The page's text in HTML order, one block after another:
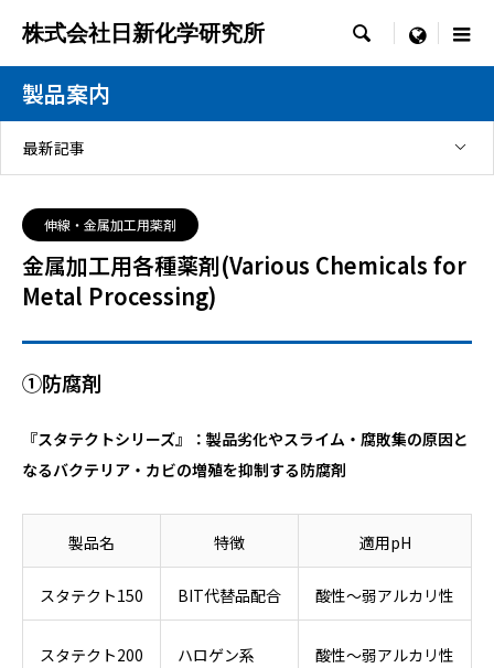
株式会社日新化学研究所  menu
製品案内
最新記事
伸線・金属加工用薬剤
金属加工用各種薬剤(Various Chemicals for
Metal Processing)
①防腐剤
『スタテクトシリーズ』：製品劣化やスライム・腐敗集の原因と
なるバクテリア・カビの増殖を抑制する防腐剤
製品名 特徴 適用pH
スタテクト150 BIT代替品配合 酸性～弱アルカリ性
スタテクト200 ハロゲン系 酸性～弱アルカリ性